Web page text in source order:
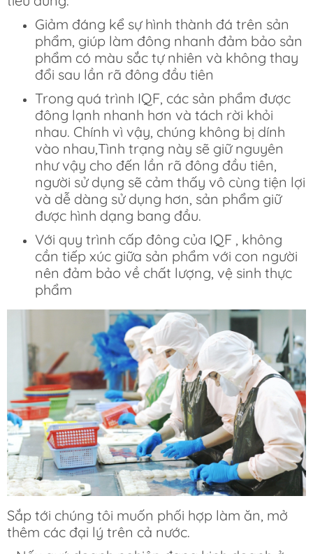
Giảm đáng kể sự hình thành đá trên sản
phẩm, giúp làm đông nhanh đảm bảo sản
phẩm có màu sắc tự nhiên và không thay
đổi sau lần rã đông đầu tiên
Trong quá trình IQF, các sản phẩm được
đông lạnh nhanh hơn và tách rời khỏi
nhau. Chính vì vậy, chúng không bị dính
vào nhau,Tình trạng này sẽ giữ nguyên
như vậy cho đến lần rã đông đầu tiên,
người sử dụng sẽ cảm thấy vô cùng tiện lợi
và dễ dàng sử dụng hơn, sản phẩm giữ
được hình dạng bang đầu.
Với quy trình cấp đông của IQF , không
cần tiếp xúc giữa sản phẩm với con người
nên đảm bảo về chất lượng, vệ sinh thực
phẩm
Sắp tới chúng tôi muốn phối hợp làm ăn, mở
thêm các đại lý trên cả nước.